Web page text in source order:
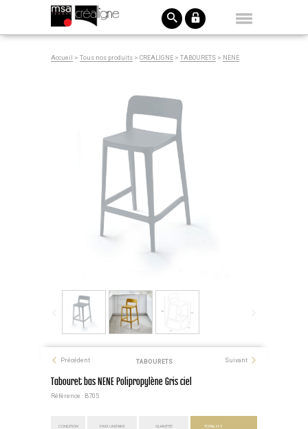
Accueil > Tous nos produits > CREALIGNE > TABOURETS > NENE
Précédent TABOURETS Suivant
Tabouret bas NENE Polipropylène Gris ciel
Référence : B705
CONDITION PRIX UNITAIRE QUANTITÉ TOTAL H.T.